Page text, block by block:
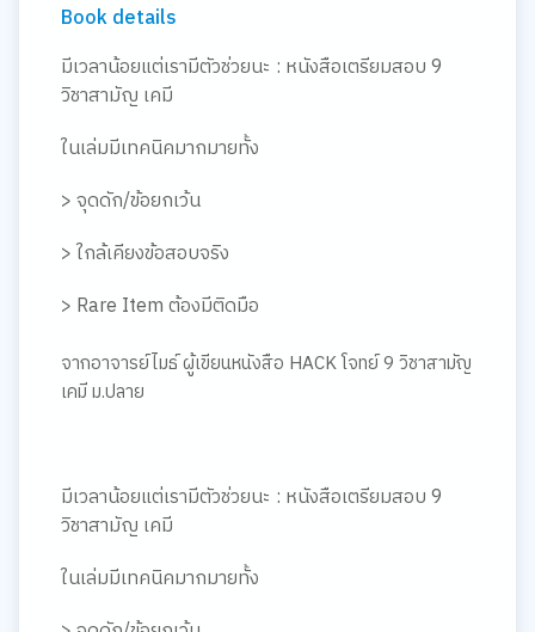
Book details
มีเวลาน้อยแต่เรามีตัวช่วยนะ : หนังสือเตรียมสอบ 9
วิชาสามัญ เคมี
ในเล่มมีเทคนิคมากมายทั้ง
> จุดดัก/ข้อยกเว้น
> ใกล้เคียงข้อสอบจริง
> Rare Item ต้องมีติดมือ
จากอาจารย์ไมธ์ ผู้เขียนหนังสือ HACK โจทย์ 9 วิชาสามัญ
เคมี ม.ปลาย
มีเวลาน้อยแต่เรามีตัวช่วยนะ : หนังสือเตรียมสอบ 9
วิชาสามัญ เคมี
ในเล่มมีเทคนิคมากมายทั้ง